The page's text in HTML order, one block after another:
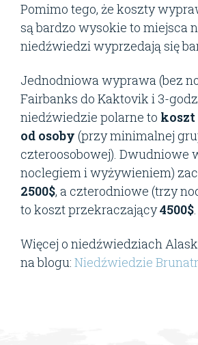
Pomimo tego, że koszty
są bardzo wysokie to miejsca
niedźwiedzi wyprzedają się
Jednodniowa wyprawa (bez
Fairbanks do Kaktovik i 3-
niedźwiedzie polarne to koszt
od osoby (przy minimalnej
czteroosobowej). Dwudniowe
noclegiem i wyżywieniem)
2500$, a czterodniowe (trzy
to koszt przekraczający4500$.
Więcej o niedźwiedziach
na blogu: Niedźwiedzie